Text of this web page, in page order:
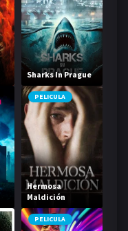
Sharks In Prague
PELICULA
Hermosa
Maldición
PELICULA